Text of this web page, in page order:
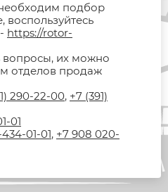
подбор
воспользуйтесь
https://rotor-
вопросы, их можно
отделов продаж
290-22-00, +7 (391)
01
01-01, +7 908 020-